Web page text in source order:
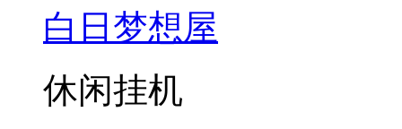
白日梦想屋
休闲挂机